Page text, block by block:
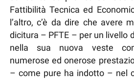
Fattibilità Tecnica ed
l’altro, c’è da dire che avere
dicitura – PFTE – per un livello
nella sua nuova veste
numerose ed onerose
– come pure ha indotto – nel